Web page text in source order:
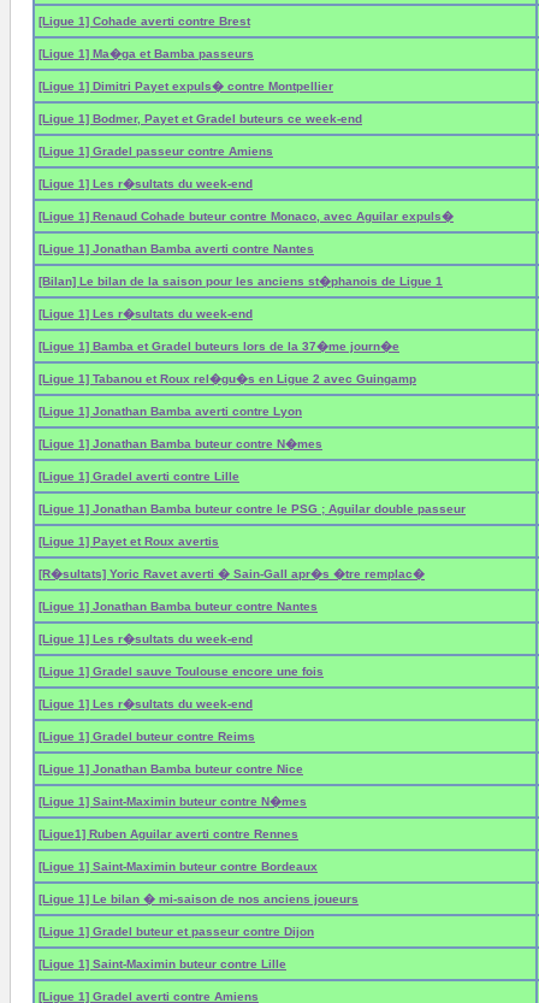
[Ligue 1] Cohade averti contre Brest
[Ligue 1] Ma�ga et Bamba passeurs
[Ligue 1] Dimitri Payet expuls� contre Montpellier
[Ligue 1] Bodmer, Payet et Gradel buteurs ce week-end
[Ligue 1] Gradel passeur contre Amiens
[Ligue 1] Les r�sultats du week-end
[Ligue 1] Renaud Cohade buteur contre Monaco, avec Aguilar expuls�
[Ligue 1] Jonathan Bamba averti contre Nantes
[Bilan] Le bilan de la saison pour les anciens st�phanois de Ligue 1
[Ligue 1] Les r�sultats du week-end
[Ligue 1] Bamba et Gradel buteurs lors de la 37�me journ�e
[Ligue 1] Tabanou et Roux rel�gu�s en Ligue 2 avec Guingamp
[Ligue 1] Jonathan Bamba averti contre Lyon
[Ligue 1] Jonathan Bamba buteur contre N�mes
[Ligue 1] Gradel averti contre Lille
[Ligue 1] Jonathan Bamba buteur contre le PSG ; Aguilar double passeur
[Ligue 1] Payet et Roux avertis
[R�sultats] Yoric Ravet averti � Sain-Gall apr�s �tre remplac�
[Ligue 1] Jonathan Bamba buteur contre Nantes
[Ligue 1] Les r�sultats du week-end
[Ligue 1] Gradel sauve Toulouse encore une fois
[Ligue 1] Les r�sultats du week-end
[Ligue 1] Gradel buteur contre Reims
[Ligue 1] Jonathan Bamba buteur contre Nice
[Ligue 1] Saint-Maximin buteur contre N�mes
[Ligue1] Ruben Aguilar averti contre Rennes
[Ligue 1] Saint-Maximin buteur contre Bordeaux
[Ligue 1] Le bilan � mi-saison de nos anciens joueurs
[Ligue 1] Gradel buteur et passeur contre Dijon
[Ligue 1] Saint-Maximin buteur contre Lille
[Ligue 1] Gradel averti contre Amiens